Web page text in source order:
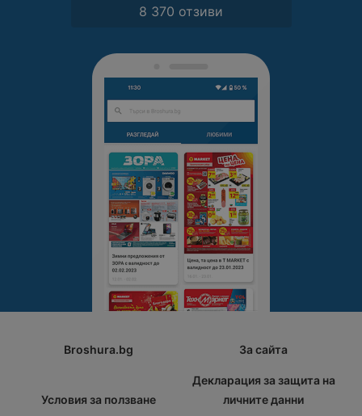
8 370 отзиви
Broshura.bg За сайта
Условия за ползване
Декларация за защита на
личните данни